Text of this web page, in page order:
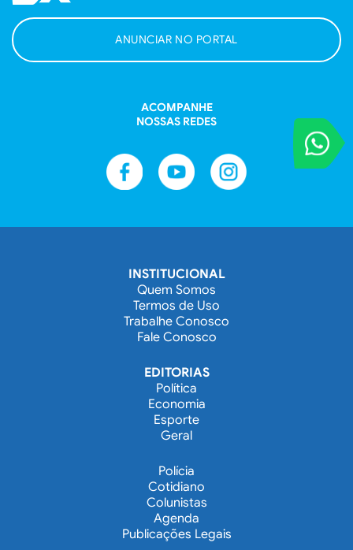
VOCÊ
Entre em
ANUNCIAR NO PORTAL
ACOMPANHE
NOSSAS REDES
INSTITUCIONAL
Quem Somos
Termos de Uso
Trabalhe Conosco
Fale Conosco
EDITORIAS
Política
Economia
Esporte
Geral
Polícia
Cotidiano
Colunistas
Agenda
Publicações Legais